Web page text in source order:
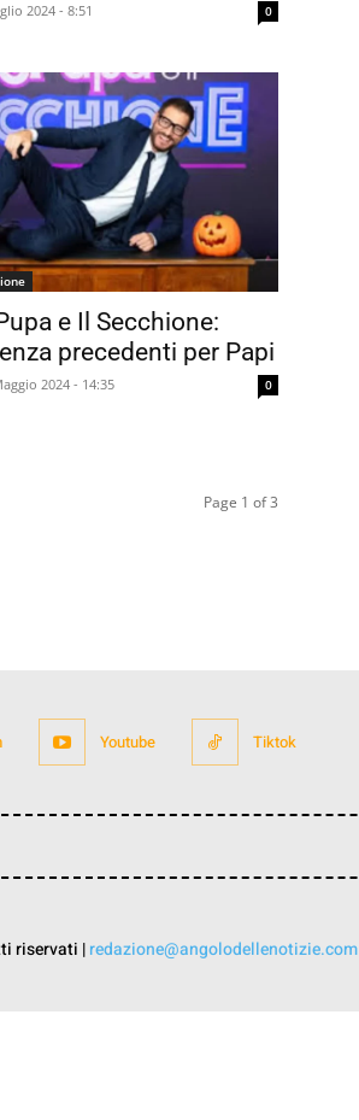
2024 - 8:51 0
e Il Secchione:
precedenti per Papi
2024 - 14:35 0
Page 1 of 3
Youtube Tiktok
riservati |redazione@angolodellenotizie.com